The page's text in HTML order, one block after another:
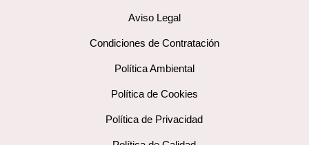
Aviso Legal
Condiciones de Contratación
Política Ambiental
Política de Cookies
Política de Privacidad